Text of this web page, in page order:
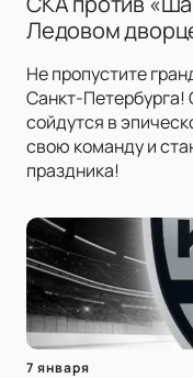
Ледовом
Не пропустите
Санкт-
сойдутся в
свою команду и
праздника!
7 января